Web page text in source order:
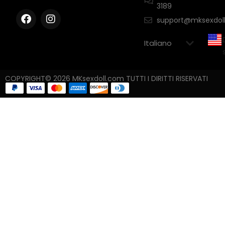
3189
COPYRIGHT© 2026 MKsexdoll.com TUTTI I DIRITTI RISERVATI